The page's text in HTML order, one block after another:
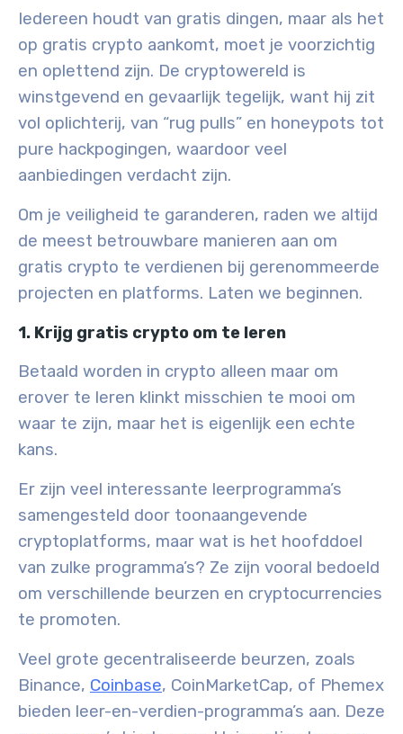
Iedereen houdt van gratis dingen, maar als het
op gratis crypto aankomt, moet je voorzichtig
en oplettend zijn. De cryptowereld is
winstgevend en gevaarlijk tegelijk, want hij zit
vol oplichterij, van “rug pulls” en honeypots tot
pure hackpogingen, waardoor veel
aanbiedingen verdacht zijn.
Om je veiligheid te garanderen, raden we altijd
de meest betrouwbare manieren aan om
gratis crypto te verdienen bij gerenommeerde
projecten en platforms. Laten we beginnen.
1. Krijg gratis crypto om te leren
Betaald worden in crypto alleen maar om
erover te leren klinkt misschien te mooi om
waar te zijn, maar het is eigenlijk een echte
kans.
Er zijn veel interessante leerprogramma’s
samengesteld door toonaangevende
cryptoplatforms, maar wat is het hoofddoel
van zulke programma’s? Ze zijn vooral bedoeld
om verschillende beurzen en cryptocurrencies
te promoten.
Veel grote gecentraliseerde beurzen, zoals
Binance, Coinbase, CoinMarketCap, of Phemex
bieden leer-en-verdien-programma’s aan. Deze